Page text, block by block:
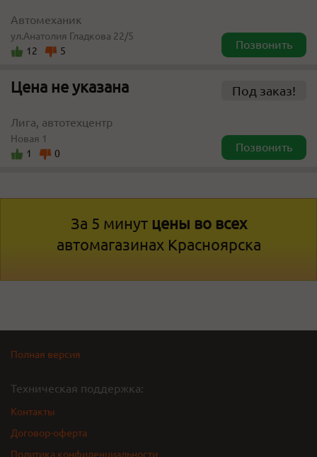
Автомеханик
ул.Анатолия Гладкова 22/5
12
5 Позвонить
Цена не указана Под заказ!
Лига, автотехцентр
Новая 1
1
0 Позвонить
За 5 минут цены во всех
автомагазинах Красноярска
Полная версия
Техническая поддержка:
Контакты
Договор-оферта
Политика конфиденциальности